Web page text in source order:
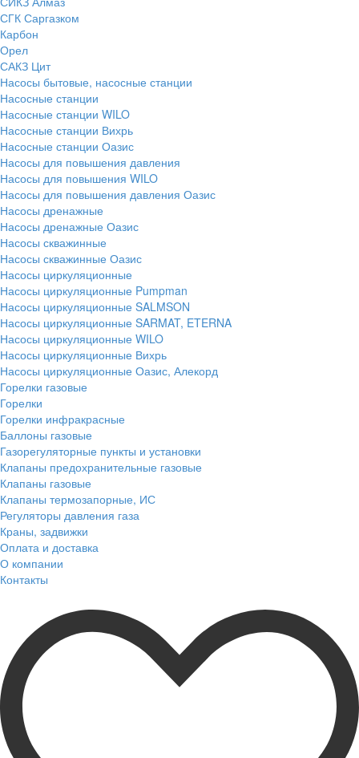
СГК Саргазком
Карбон
Орел
САКЗ Цит
Насосы бытовые, насосные станции
Насосные станции
Насосные станции WILO
Насосные станции Вихрь
Насосные станции Оазис
Насосы для повышения давления
Насосы для повышения WILO
Насосы для повышения давления Оазис
Насосы дренажные
Насосы дренажные Оазис
Насосы скважинные
Насосы скважинные Оазис
Насосы циркуляционные
Насосы циркуляционные Pumpman
Насосы циркуляционные SALMSON
Насосы циркуляционные SARMAT, ETERNA
Насосы циркуляционные WILO
Насосы циркуляционные Вихрь
Насосы циркуляционные Оазис, Алекорд
Горелки газовые
Горелки
Горелки инфракрасные
Баллоны газовые
Газорегуляторные пункты и установки
Клапаны предохранительные газовые
Клапаны газовые
Клапаны термозапорные, ИС
Регуляторы давления газа
Краны, задвижки
Оплата и доставка
О компании
Контакты